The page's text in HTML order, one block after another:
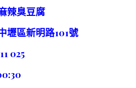
辣臭豆腐
壢區新明路101號
025